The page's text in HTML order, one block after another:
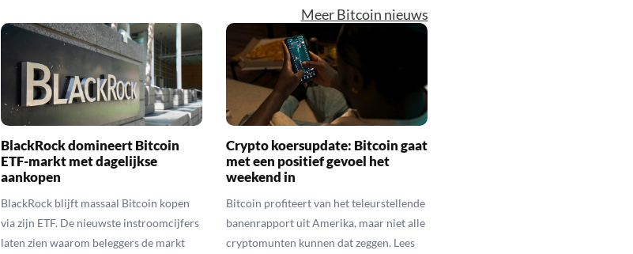
Meer Bitcoin nieuws
BlackRock domineert Bitcoin
ETF-markt met dagelijkse
aankopen
BlackRock blijft massaal Bitcoin kopen
via zijn ETF. De nieuwste instroomcijfers
laten zien waarom beleggers de markt
Crypto koersupdate: Bitcoin gaat
met een positief gevoel het
weekend in
Bitcoin profiteert van het teleurstellende
banenrapport uit Amerika, maar niet alle
cryptomunten kunnen dat zeggen. Lees